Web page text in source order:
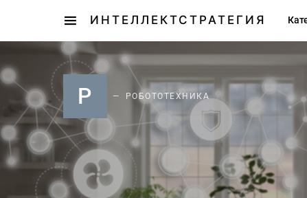
ИНТЕЛЛЕКТСТРАТЕГИЯ
Р РОБОТОТЕХНИКА